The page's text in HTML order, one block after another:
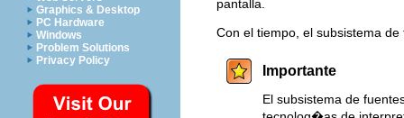
Graphics & Desktop
PC Hardware
Windows
Problem Solutions
Privacy Policy
pantalla.
Con el tiempo, el subsistema
Importante
El subsistema de